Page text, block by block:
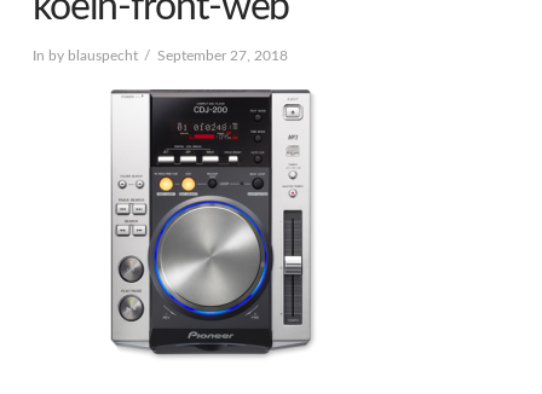
koeln-front-web
In by blauspecht September 27, 2018